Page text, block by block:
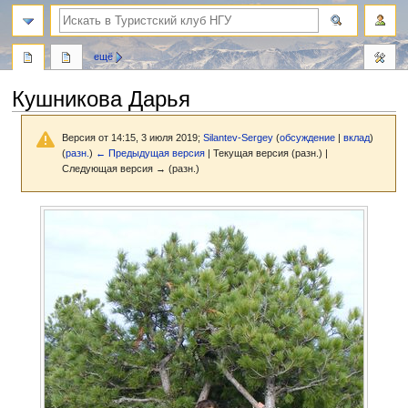
Кушникова Дарья
Версия от 14:15, 3 июля 2019;Silantev-Sergey (обсуждение |вклад)
(разн.) ← Предыдущая версия | Текущая версия (разн.) |
Следующая версия → (разн.)
Перейти
Перейти
ещё
поиск